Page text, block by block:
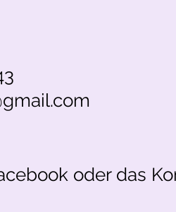
oder das